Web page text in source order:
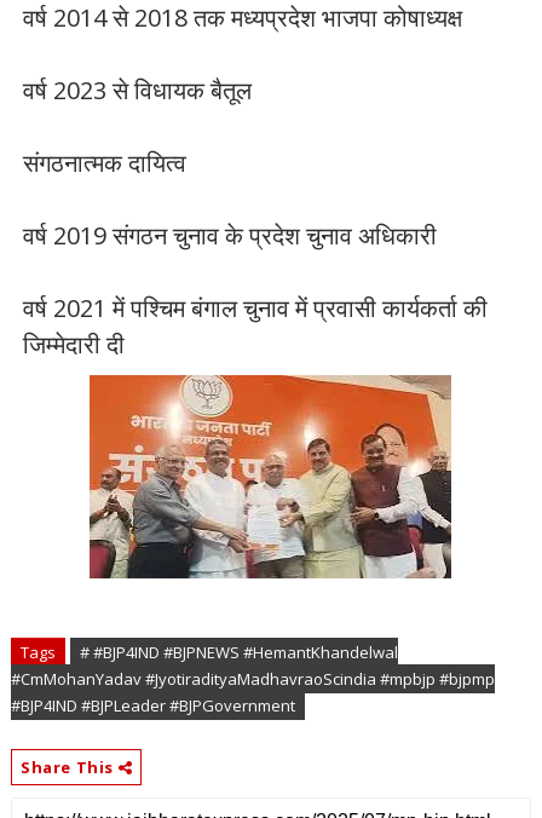
वर्ष 2014 से 2018 तक मध्यप्रदेश भाजपा कोषाध्यक्ष
वर्ष 2023 से विधायक बैतूल
संगठनात्मक दायित्व
वर्ष 2019 संगठन चुनाव के प्रदेश चुनाव अधिकारी
वर्ष 2021 में पश्चिम बंगाल चुनाव में प्रवासी कार्यकर्ता की
जिम्मेदारी दी
Tags
# #BJP4IND #BJPNEWS #HemantKhandelwal
#CmMohanYadav #JyotiradityaMadhavraoScindia #mpbjp #bjpmp
#BJP4IND #BJPLeader #BJPGovernment
Share This